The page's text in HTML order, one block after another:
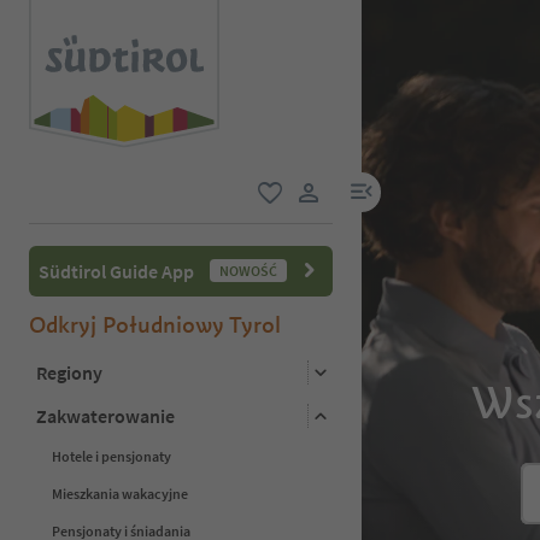
link użytkownika
link menu
Südtirol Guide App NOWOŚĆ
Odkryj Południowy Tyrol
Regiony
Zakwaterowanie
Hotele i pensjonaty
Mieszkania wakacyjne
Pensjonaty i śniadania